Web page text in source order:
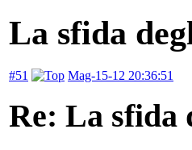
La sfida
#51 Mag-15-12 20:36:51
Re: La